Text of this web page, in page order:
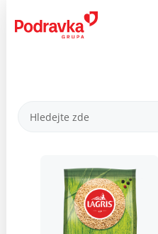
obsahu
Produkty